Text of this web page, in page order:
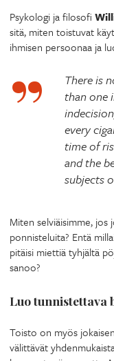
Psykologi ja filosofi
sitä, miten toistuvat
ihmisen persoonaa ja
There is
than one
every
time of
and the
subjects
Miten selviäisimme,
ponnisteluita? Entä
pitäisi miettiä tyhjältä
sanoo?
Luo tunnistettava
Toisto on myös
välittävät